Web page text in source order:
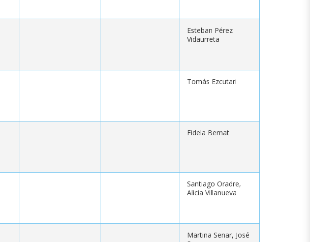
Esteban Pérez
Vidaurreta
Tomás Ezcutari
Fidela Bernat
Santiago Oradre,
Alicia Villanueva
Martina Senar, José